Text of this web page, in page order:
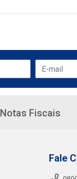
Notas Fiscais
Fale